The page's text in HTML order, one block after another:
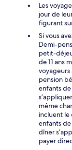
Les
jour de
figurant
Si vous
Demi-
petit-
de 11 ans
voyageurs
pension
enfants
même
incluent le
enfants
dîner
payer